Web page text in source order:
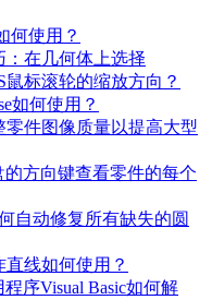
何使用？
：在几何体上选择
标滚轮的缩放方向？
如何使用？
零件图像质量以提高大型
的方向键查看零件的每个
自动修复所有缺失的圆
线如何使用？
序Visual Basic如何解